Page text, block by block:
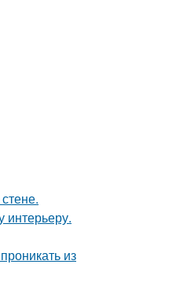
интерьеру.
из